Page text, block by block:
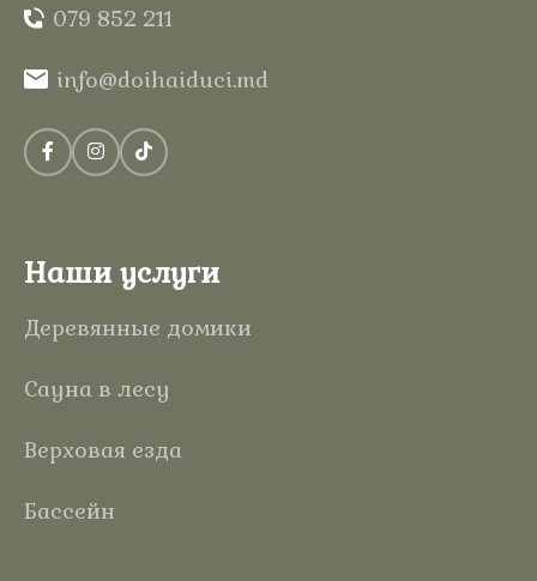
079 852 211
info@doihaiduci.md
Наши услуги
Деревянные домики
Сауна в лесу
Верховая езда
Бассейн